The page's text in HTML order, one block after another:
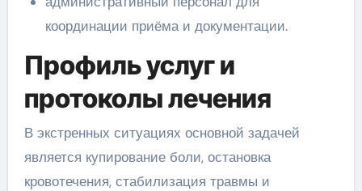
координации приёма и документации.
Профиль услуг и
протоколы лечения
В экстренных ситуациях основной задачей
является купирование боли, остановка
кровотечения, стабилизация травмы и